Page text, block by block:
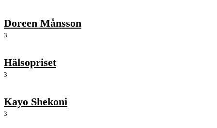
Doreen Månsson
3
Hälsopriset
3
Kayo Shekoni
3